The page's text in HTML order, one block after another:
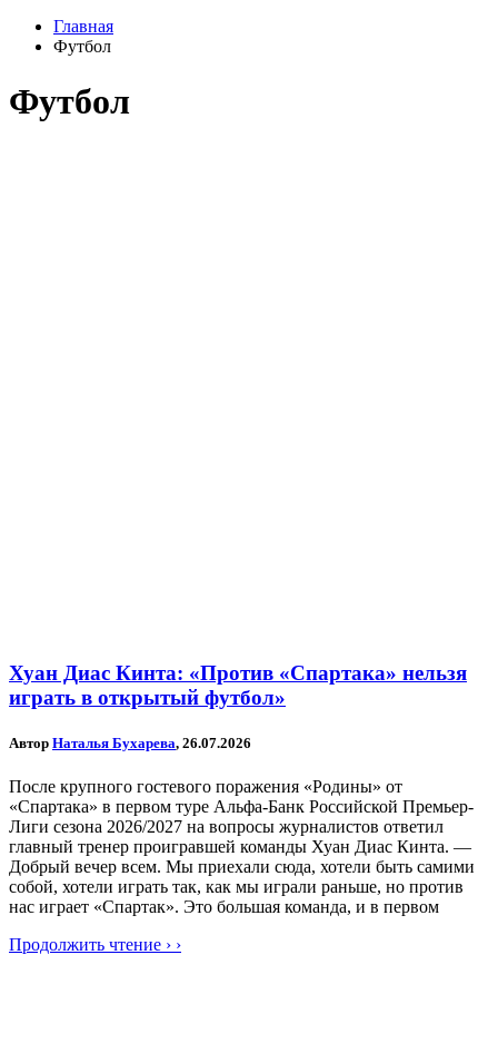
Главная
Футбол
Футбол
Хуан Диас Кинта: «Против «Спартака» нельзя
играть в открытый футбол»
Автор Наталья Бухарева, 26.07.2026
После крупного гостевого поражения «Родины» от
«Спартака» в первом туре Альфа-Банк Российской Премьер-
Лиги сезона 2026/2027 на вопросы журналистов ответил
главный тренер проигравшей команды Хуан Диас Кинта. —
Добрый вечер всем. Мы приехали сюда, хотели быть самими
собой, хотели играть так, как мы играли раньше, но против
нас играет «Спартак». Это большая команда, и в первом
Продолжить чтение › ›